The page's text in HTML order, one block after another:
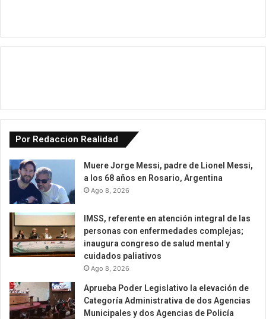
Por Redaccion Realidad
Muere Jorge Messi, padre de Lionel Messi,
a los 68 años en Rosario, Argentina
Ago 8, 2026
IMSS, referente en atención integral de las
personas con enfermedades complejas;
inaugura congreso de salud mental y
cuidados paliativos
Ago 8, 2026
Aprueba Poder Legislativo la elevación de
Categoría Administrativa de dos Agencias
Municipales y dos Agencias de Policía